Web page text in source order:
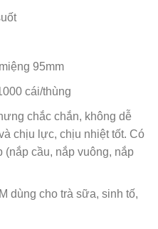
95mm
cái/thùng
chắc chắn, không dễ
chịu lực, chịu nhiệt tốt. Có
cầu, nắp vuông, nắp
dùng cho trà sữa, sinh tố,